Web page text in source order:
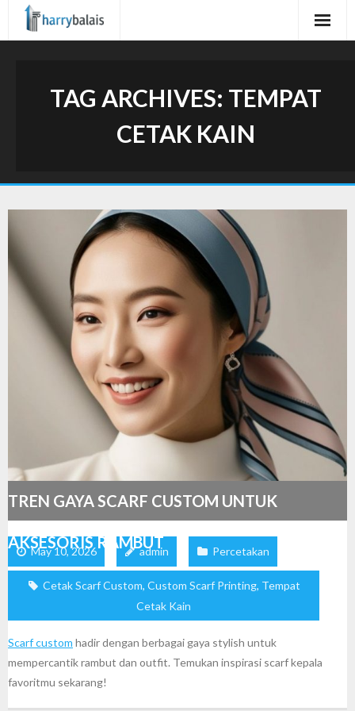
TAG ARCHIVES: TEMPAT
CETAK KAIN
TREN GAYA SCARF CUSTOM UNTUK
AKSESORIS RAMBUT
May 10, 2026 admin Percetakan
Cetak Scarf Custom, Custom Scarf Printing, Tempat
Cetak Kain
Scarf custom hadir dengan berbagai gaya stylish untuk
mempercantik rambut dan outfit. Temukan inspirasi scarf kepala
favoritmu sekarang!